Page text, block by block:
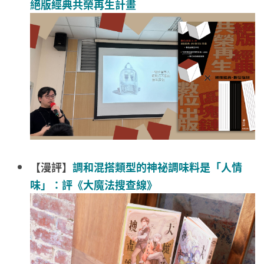
絕版經典共榮再生計畫
【漫評】 調和混搭類型的神祕調味料是「人情
味」：評《大魔法搜查線》